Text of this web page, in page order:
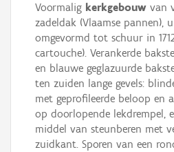
Voormalig kerkgebouw van
zadeldak (Vlaamse pannen),
omgevormd tot schuur in
cartouche). Verankerde
en blauwe geglazuurde
ten zuiden lange gevels:
met geprofileerde beloop en
op doorlopende lekdrempel,
middel van steunberen met
zuidkant. Sporen van een